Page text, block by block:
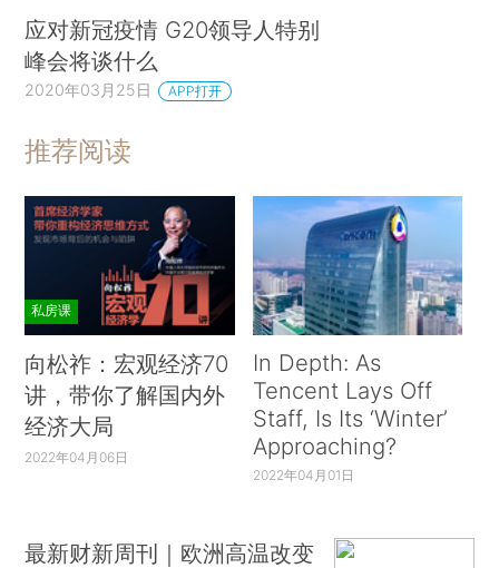
应对新冠疫情 G20领导人特别
峰会将谈什么
2020年03月25日 APP打开
推荐阅读
私房课
向松祚：宏观经济70
讲，带你了解国内外
经济大局
2022年04月06日
In Depth: As
Tencent Lays Off
Staff, Is Its ‘Winter’
Approaching?
2022年04月01日
最新财新周刊｜欧洲高温改变